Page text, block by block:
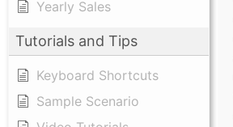
Yearly Sales
Tutorials and Tips
Keyboard Shortcuts
Sample Scenario